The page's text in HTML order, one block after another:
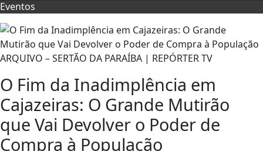
Eventos
ARQUIVO – SERTÃO DA PARAÍBA | REPÓRTER TV
O Fim da Inadimplência em
Cajazeiras: O Grande Mutirão
que Vai Devolver o Poder de
Compra à População